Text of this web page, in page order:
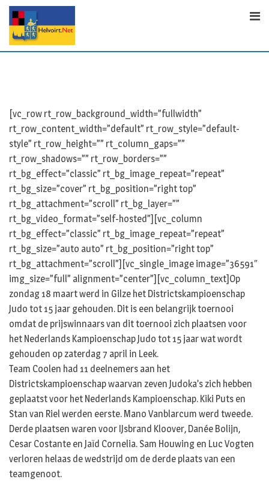
p
[vc_row rt_row_background_width=”fullwidth”
rt_row_content_width=”default” rt_row_style=”default-
style” rt_row_height=”” rt_column_gaps=””
rt_row_shadows=”” rt_row_borders=””
rt_bg_effect=”classic” rt_bg_image_repeat=”repeat”
rt_bg_size=”cover” rt_bg_position=”right top”
rt_bg_attachment=”scroll” rt_bg_layer=””
rt_bg_video_format=”self-hosted”][vc_column
rt_bg_effect=”classic” rt_bg_image_repeat=”repeat”
rt_bg_size=”auto auto” rt_bg_position=”right top”
rt_bg_attachment=”scroll”][vc_single_image image=”36591″
img_size=”full” alignment=”center”][vc_column_text]Op
zondag 18 maart werd in Gilze het Districtskampioenschap
Judo tot 15 jaar gehouden. Dit is een belangrijk toernooi
omdat de prijswinnaars van dit toernooi zich plaatsen voor
het Nederlands Kampioenschap Judo tot 15 jaar wat wordt
gehouden op zaterdag 7 april in Leek.
Team Coolen had 11 deelnemers aan het
Districtskampioenschap waarvan zeven Judoka’s zich hebben
geplaatst voor het Nederlands Kampioenschap. Kiki Puts en
Stan van Riel werden eerste. Mano Vanblarcum werd tweede.
Derde plaatsen waren voor IJsbrand Kloover, Danée Bolijn,
Cesar Costante en Jaïd Cornelia. Sam Houwing en Luc Vogten
verloren helaas de wedstrijd om de derde plaats van een
teamgenoot.